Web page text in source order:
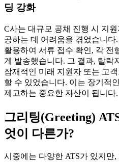
딩 강화
C사는 대규모 공채 진행 시 지
공하는 데 어려움을 겪었습니
활용하여 서류 접수 확인, 각 전
게 발송했습니다. 그 결과, 탈락
잠재적인 미래 지원자 또는 고
할 수 있었습니다. 이는 장기적
제고하는 중요한 자산이 됩니다.
그리팅(Greeting)
엇이 다른가?
시중에는 다양한 ATS가 있지만